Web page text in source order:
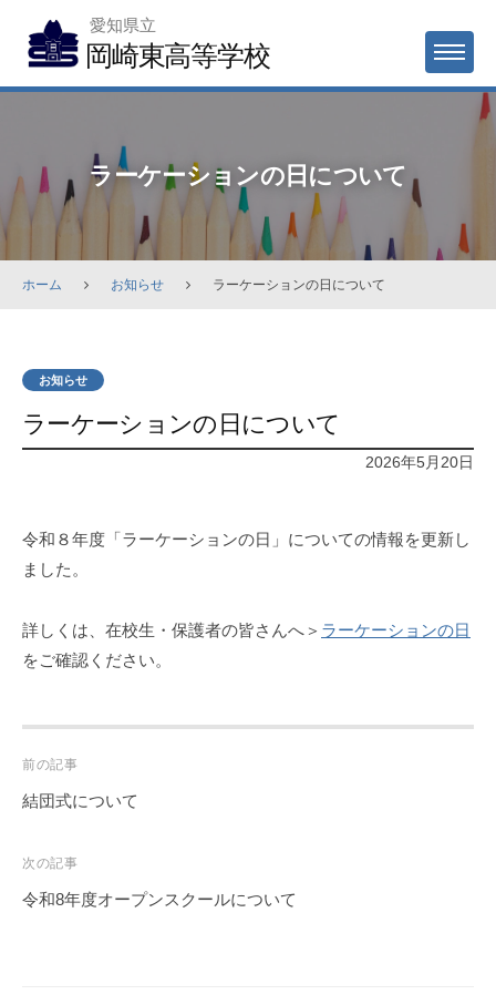
content
愛知県立
岡崎東高等学校 MENU
ラーケーションの日について
ホーム お知らせ ラーケーションの日について
お知らせ
ラーケーションの日について
2026年5月20日
令和８年度「ラーケーションの日」についての情報を更新し
ました。
詳しくは、在校生・保護者の皆さんへ＞ ラーケーションの日
をご確認ください。
Post
navigation
前の記事
結団式について
次の記事
令和8年度オープンスクールについて